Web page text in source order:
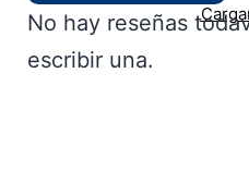
No hay reseñas
escribir una.